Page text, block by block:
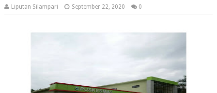
Liputan Silampari September 22, 2020 0